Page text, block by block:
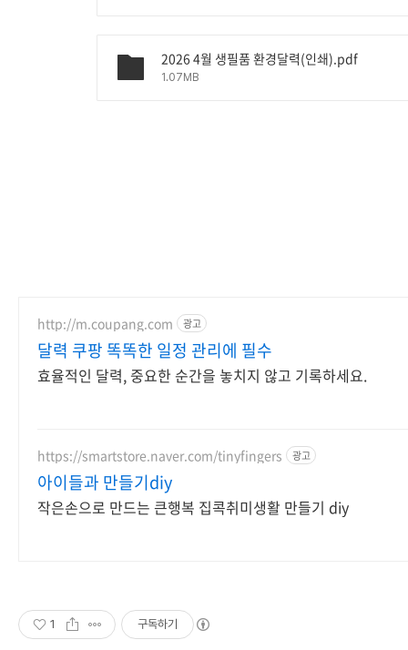
2026 4월 생필품 환경달력(인쇄).pdf
1.07MB
http://m.coupang.com 광고
달력 쿠팡 똑똑한 일정 관리에 필수
효율적인 달력, 중요한 순간을 놓치지 않고 기록하세요.
https://smartstore.naver.com/tinyfingers 광고
아이들과 만들기diy
작은손으로 만드는 큰행복 집콕취미생활 만들기 diy
1 구독하기